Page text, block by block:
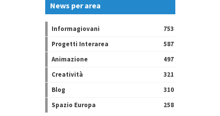
News per area
Informagiovani
753
Progetti Interarea
587
Animazione
497
Creatività
321
Blog
310
Spazio Europa
258